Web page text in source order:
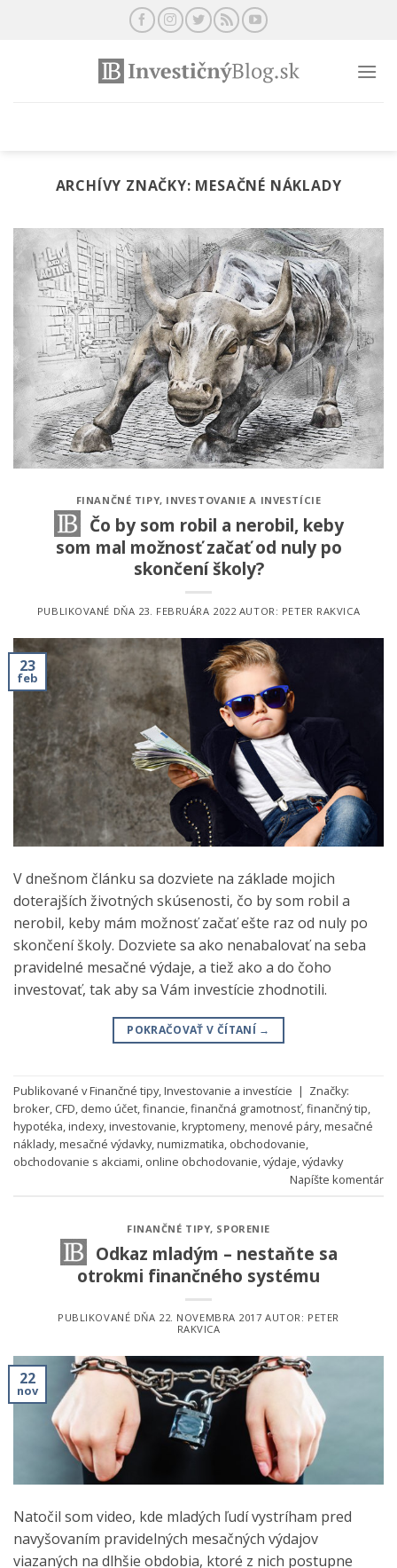
ARCHÍVY ZNAČKY: MESAČNÉ NÁKLADY
FINANČNÉ TIPY, INVESTOVANIE A INVESTÍCIE
Čo by som robil a nerobil, keby
som mal možnosť začať od nuly po
skončení školy?
PUBLIKOVANÉ DŇA 23. FEBRUÁRA 2022 AUTOR: PETER RAKVICA
23
feb
V dnešnom článku sa dozviete na základe mojich
doterajších životných skúsenosti, čo by som robil a
nerobil, keby mám možnosť začať ešte raz od nuly po
skončení školy. Dozviete sa ako nenabalovať na seba
pravidelné mesačné výdaje, a tiež ako a do čoho
investovať, tak aby sa Vám investície zhodnotili.
POKRAČOVAŤ V ČÍTANÍ →
Publikované vFinančné tipy,Investovanie a investície | Značky:
broker, CFD, demo účet,financie,finančná gramotnosť,finančný tip,
hypotéka,indexy,investovanie,kryptomeny,menové páry,mesačné
náklady,mesačné výdavky,numizmatika, obchodovanie,
obchodovanie s akciami, online obchodovanie,výdaje,výdavky
Napíšte komentár
FINANČNÉ TIPY, SPORENIE
Odkaz mladým – nestaňte sa
otrokmi finančného systému
PUBLIKOVANÉ DŇA 22. NOVEMBRA 2017 AUTOR: PETER
RAKVICA
22
nov
Natočil som video, kde mladých ľudí vystríham pred
navyšovaním pravidelných mesačných výdajov
viazaných na dlhšie obdobia, ktoré z nich postupne